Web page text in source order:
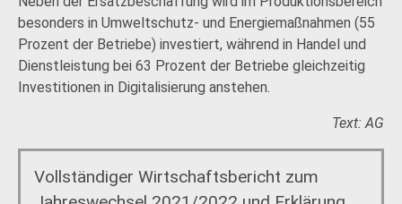
besonders in Umweltschutz- und Energiemaßnahmen (55
Prozent der Betriebe) investiert, während in Handel und
Dienstleistung bei 63 Prozent der Betriebe gleichzeitig
Investitionen in Digitalisierung anstehen.
Text: AG
Vollständiger Wirtschaftsbericht zum